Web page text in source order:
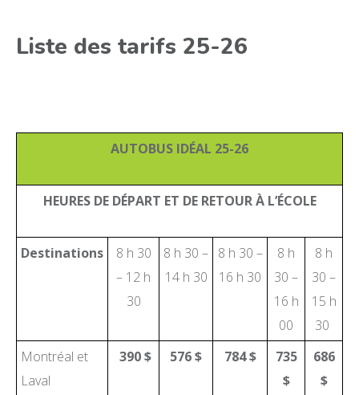
Liste des tarifs 25-26
AUTOBUS IDÉAL 25-26
HEURES DE DÉPART ET DE RETOUR À L’ÉCOLE
Destinations
8 h 30
– 12 h
30
8 h 30 –
14 h 30
8 h 30 –
16 h 30
8 h
30 –
16 h
00
8 h
30 –
15 h
30
Montréal et
Laval
390 $ 576 $ 784 $
735
$
686
$